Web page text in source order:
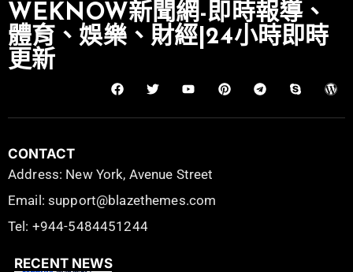
WEKNOW新聞網-即時報導、
體育、娛樂、財經|24小時即時
更新
CONTACT
Address: New York, Avenue Street
Email: support@blazethemes.com
Tel: +944-5484451244
RECENT NEWS